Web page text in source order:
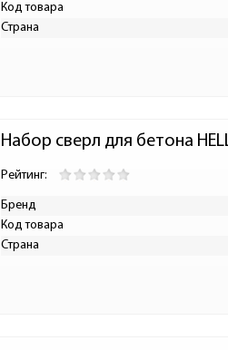
Код товара
Страна
Набор сверл для бетона
Рейтинг:
Бренд
Код товара
Страна